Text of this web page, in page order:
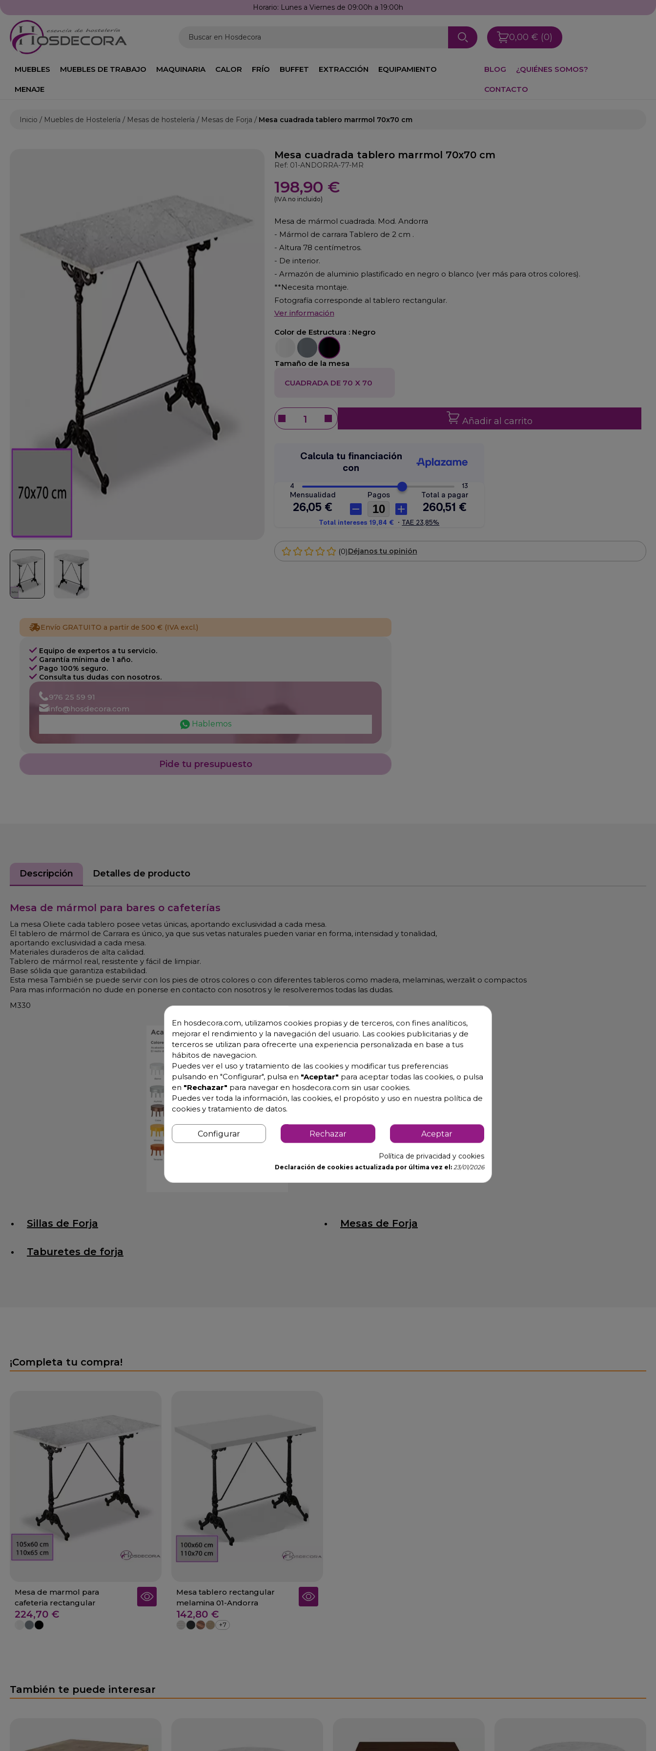
Horario: Lunes a Viernes de 09:00h a 19:00h
Buscar en Hosdecora 0,00 € (0)
MUEBLES MUEBLES DE TRABAJO MAQUINARIA CALOR FRÍO BUFFET EXTRACCIÓN EQUIPAMIENTO
MENAJE
BLOG ¿QUIÉNES SOMOS?
CONTACTO
Inicio Muebles de Hostelería Mesas de hostelería Mesas de Forja Mesa cuadrada tablero marrmol 70x70 cm
Mesa cuadrada tablero marrmol 70x70 cm
Ref: 01-ANDORRA-77-MR
198,90 €
(IVA no incluido)
Mesa de mármol cuadrada. Mod. Andorra
- Mármol de carrara Tablero de 2 cm .
- Altura 78 centímetros.
- De interior.
- Armazón de aluminio plastificado en negro o blanco (ver más para otros colores).
**Necesita montaje.
Fotografía corresponde al tablero rectangular.
Ver información
Color de Estructura : Negro
BlancoAluminioNegro
Tamaño de la mesa
CUADRADA DE 70 X 70
Añadir al carrito
(0)Déjanos tu opinión
Envío GRATUITO a partir de 500 € (IVA excl.)
Equipo de expertos a tu servicio.
Garantía mínima de 1 año.
Pago 100% seguro.
Consulta tus dudas con nosotros.
976 25 59 91
info@hosdecora.com
Hablemos
Pide tu presupuesto
Descripción Detalles de producto
Mesa de mármol para bares o cafeterías
La mesa Oliete cada tablero posee vetas únicas, aportando exclusividad a cada mesa.
El tablero de mármol de Carrara es único, ya que sus vetas naturales pueden variar en forma, intensidad y tonalidad,
aportando exclusividad a cada mesa.
Materiales duraderos de alta calidad.
Tablero de mármol real, resistente y fácil de limpiar.
Base sólida que garantiza estabilidad.
Esta mesa También se puede servir con los pies de otros colores o con diferentes tableros como madera, melaminas, werzalit o compactos
Para mas información no dude en ponerse en contacto con nosotros y le resolveremos todas las dudas.
M330
Sillas de Forja Mesas de Forja
Taburetes de forja
¡Completa tu compra!
Mesa de marmol para
cafeteria rectangular
224,70 €
Mesa tablero rectangular
melamina 01-Andorra
142,80 €
+7
También te puede interesar
En hosdecora.com, utilizamos cookies propias y de terceros, con fines analíticos,
mejorar el rendimiento y la navegación del usuario. Las cookies publicitarias y de
terceros se utilizan para ofrecerte una experiencia personalizada en base a tus
hábitos de navegacion.
Puedes ver el uso y tratamiento de las cookies y modificar tus preferencias
pulsando en "Configurar", pulsa en "Aceptar" para aceptar todas las cookies, o pulsa
en "Rechazar" para navegar en hosdecora.com sin usar cookies.
Puedes ver toda la información, las cookies, el propósito y uso en nuestra política de
cookies y tratamiento de datos.
Configurar Rechazar Aceptar
Política de privacidad y cookies
Declaración de cookies actualizada por última vez el: 23/01/2026